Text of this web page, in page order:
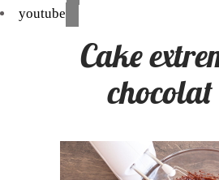
youtube
Cake
chocolat